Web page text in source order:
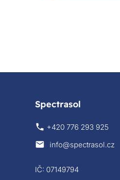
Spectrasol
+420 776 293 925
info@spectrasol.cz
IČ: 07149794